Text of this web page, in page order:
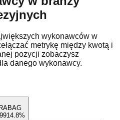
wykonawców w
metrykę między kwotą i
pozycji zobaczysz
danego wykonawcy.
14.8%